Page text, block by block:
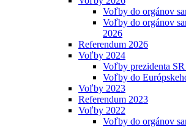
Voľby do orgánov
Voľby do orgánov
2026
Referendum 2026
Voľby 2024
Voľby prezidenta
Voľby do
Voľby 2023
Referendum 2023
Voľby 2022
Voľby do orgánov